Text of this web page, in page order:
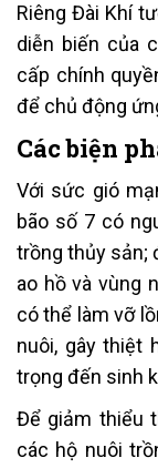
Riêng Đài Khí
diễn biến của
cấp chính
để chủ động
Các biện
Với sức gió
bão số 7 có
trồng thủy sản;
ao hồ và vùng
có thể làm vỡ
nuôi, gây thiệt
trọng đến sinh
Để giảm thiểu
các hộ nuôi